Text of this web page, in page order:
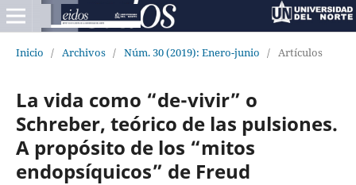
Inicio / Archivos / Núm. 30 (2019): Enero-junio / Artículos
La vida como “de-vivir” o
Schreber, teórico de las pulsiones.
A propósito de los “mitos
endopsíquicos” de Freud